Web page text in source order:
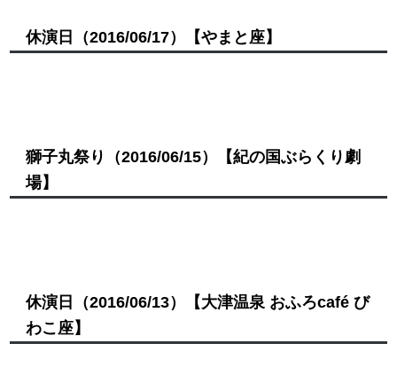
休演日 （2016/06/17） 【やまと座】
獅子丸祭り （2016/06/15）
【紀の国ぶらくり劇
場】
休演日 （2016/06/13）
【大津温泉 おふろcafé び
わこ座】